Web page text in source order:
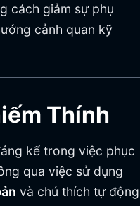
cách giảm sự phụ
cảnh quan kỹ
Thính
kể trong việc phục
qua việc sử dụng
và chú thích tự động